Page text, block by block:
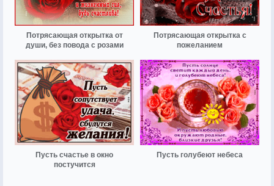
Потрясающая открытка от
души, без повода с розами
Потрясающая открытка с
пожеланием
Пусть счастье в окно
постучится
Пусть голубеют небеса